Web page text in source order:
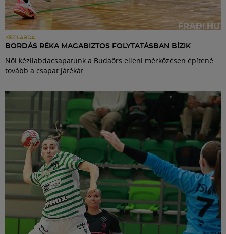
KÉZILABDA
BORDÁS RÉKA MAGABIZTOS FOLYTATÁSBAN BÍZIK
Női kézilabdacsapatunk a Budaörs elleni mérkőzésen építené
tovább a csapat játékát.